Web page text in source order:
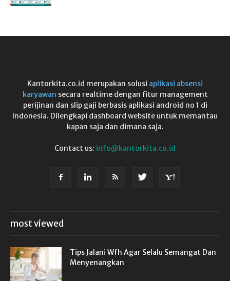
Kantorkita.co.id merupakan solusi aplikasi absensi
karyawan secara realtime dengan fitur management
perijinan dan slip gaji berbasis aplikasi android no 1 di
Indonesia. Dilengkapi dashboard website untuk memantau
kapan saja dan dimana saja.
Contact us: info@kantorkita.co.id
most viewed
Tips Jalani Wfh Agar Selalu Semangat Dan
Menyenangkan